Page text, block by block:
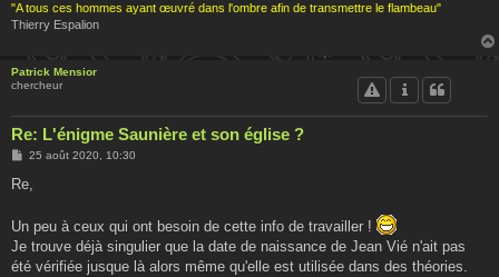
"A tous ces hommes ayant œuvré dans l'ombre afin de transmettre le flambeau"
Thierry Espalion
Patrick Mensior
chercheur
Re: L'énigme Saunière et son église ?
M
s
g
e
25 août 2020, 10:30
Re,
Un peu à ceux qui ont besoin de cette info de travailler !
Je trouve déjà singulier que la date de naissance de Jean Vié n'ait pas
été vérifiée jusque là alors même qu'elle est utilisée dans des théories.